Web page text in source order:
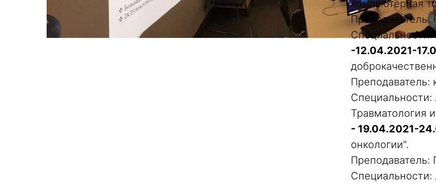
компьютерная
Преподаватель:
Специальности:
-12.04.2021-
Преподаватель:
Специальности:
Травматология
- 19.04.2021-
онкологии".
Преподаватель:
Специальности: